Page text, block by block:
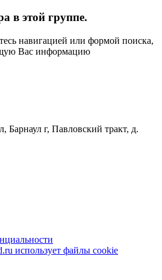
в этой группе.
навигацией или формой поиска,
Вас информацию
Барнаул г, Павловский тракт, д.
использует файлы cookie